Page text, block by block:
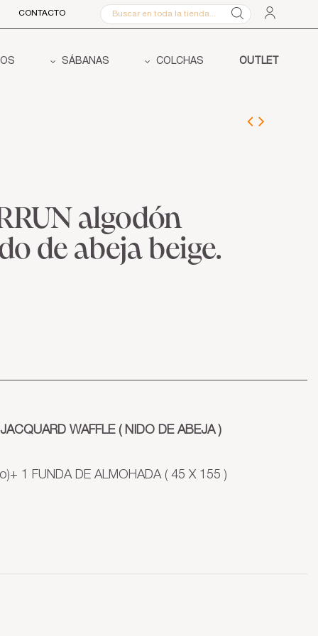
CONTACTO
SÁBANAS COLCHAS OUTLET
algodón
de abeja beige.
WAFFLE ( NIDO DE ABEJA )
1 FUNDA DE ALMOHADA ( 45 X 155 )